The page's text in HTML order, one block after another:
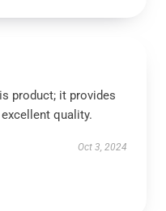
product; it provides
quality.
Oct 3, 2024